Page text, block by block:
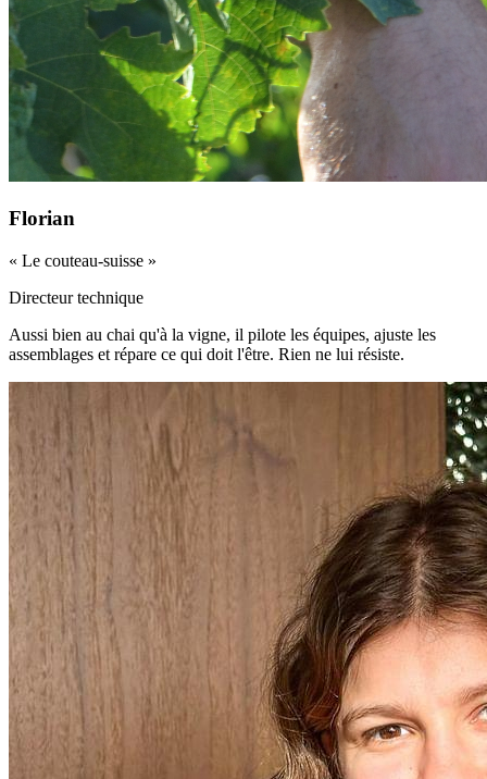
Florian
« Le couteau-suisse »
Directeur technique
Aussi bien au chai qu'à la vigne, il pilote les équipes, ajuste les
assemblages et répare ce qui doit l'être. Rien ne lui résiste.